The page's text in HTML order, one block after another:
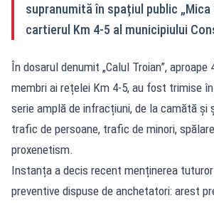
supranumită în spațiul public „Mica
cartierul Km 4-5 al municipiului
În dosarul denumit „Calul Troian”, aproape
membri ai rețelei Km 4-5, au fost trimise
serie amplă de infracțiuni, de la camătă și
trafic de persoane, trafic de minori,
proxenetism.
Instanța a decis recent menținerea
preventive dispuse de anchetatori: arest